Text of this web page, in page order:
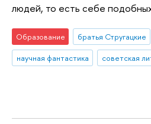
людей, то есть себе
Образование братья Стругацкие
научная фантастика
советская